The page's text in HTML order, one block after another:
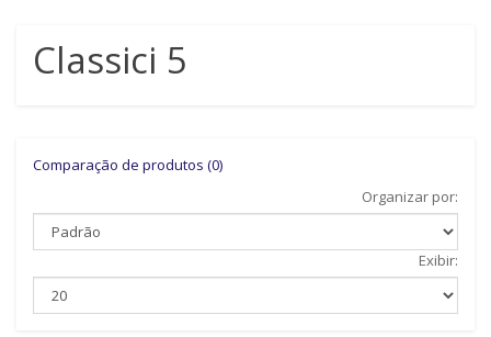
Classici 5
Comparação de produtos (0)
Organizar por:
Exibir: